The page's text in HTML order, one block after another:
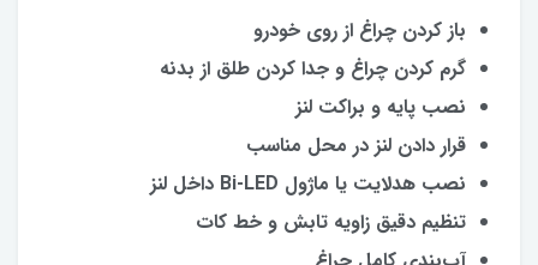
باز کردن چراغ از روی خودرو
گرم کردن چراغ و جدا کردن طلق از بدنه
نصب پایه و براکت لنز
قرار دادن لنز در محل مناسب
نصب هدلایت یا ماژول Bi-LED داخل لنز
تنظیم دقیق زاویه تابش و خط کات